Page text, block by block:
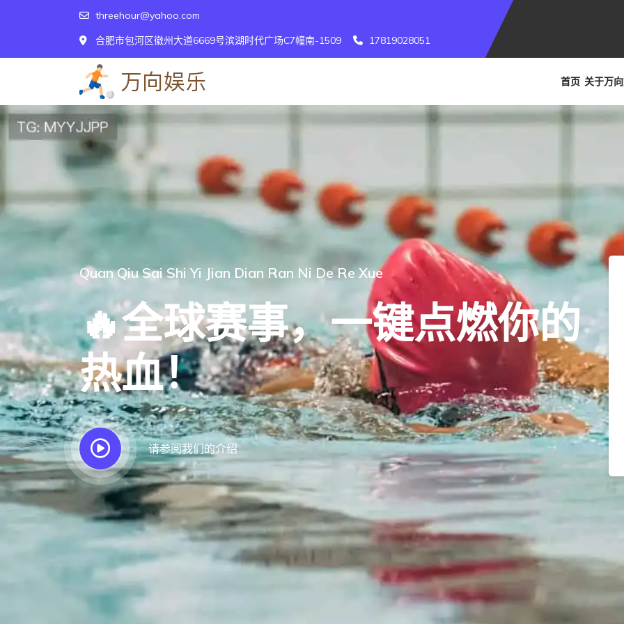
threehour@yahoo.com
合肥市包河区徽州大道6669号滨湖时代广场C7幢南-1509
17819028051
首页 关于万
Quan Qiu Sai Shi Yi Jian Dian Ran Ni De Re Xue
🔥全球赛事，一键点燃你的
热血！
请参阅我们的介绍